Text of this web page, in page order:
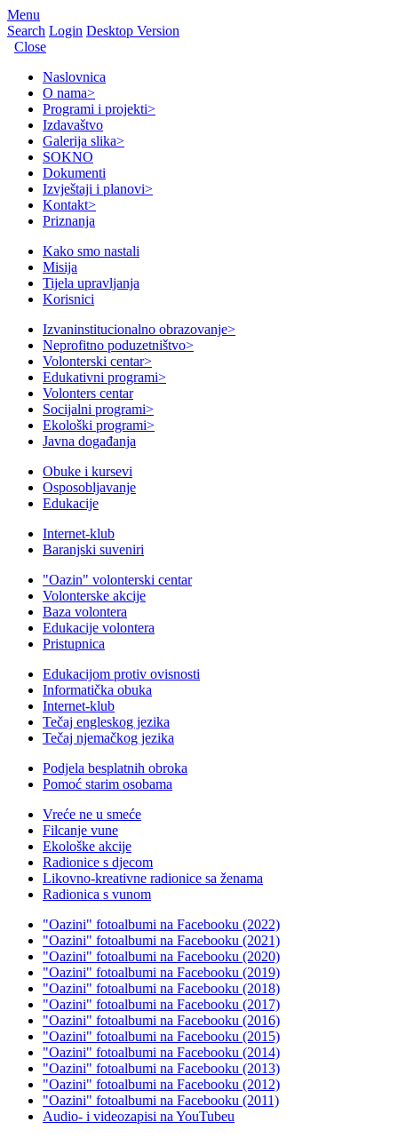
Menu
Search Login Desktop Version
Close
Naslovnica
O nama>
Programi i projekti>
Izdavaštvo
Galerija slika>
SOKNO
Dokumenti
Izvještaji i planovi>
Kontakt>
Priznanja
Kako smo nastali
Misija
Tijela upravljanja
Korisnici
Izvaninstitucionalno obrazovanje>
Neprofitno poduzetništvo>
Volonterski centar>
Edukativni programi>
Volonters centar
Socijalni programi>
Ekološki programi>
Javna događanja
Obuke i kursevi
Osposobljavanje
Edukacije
Internet-klub
Baranjski suveniri
"Oazin" volonterski centar
Volonterske akcije
Baza volontera
Edukacije volontera
Pristupnica
Edukacijom protiv ovisnosti
Informatička obuka
Internet-klub
Tečaj engleskog jezika
Tečaj njemačkog jezika
Podjela besplatnih obroka
Pomoć starim osobama
Vreće ne u smeće
Filcanje vune
Ekološke akcije
Radionice s djecom
Likovno-kreativne radionice sa ženama
Radionica s vunom
"Oazini" fotoalbumi na Facebooku (2022)
"Oazini" fotoalbumi na Facebooku (2021)
"Oazini" fotoalbumi na Facebooku (2020)
"Oazini" fotoalbumi na Facebooku (2019)
"Oazini" fotoalbumi na Facebooku (2018)
"Oazini" fotoalbumi na Facebooku (2017)
"Oazini" fotoalbumi na Facebooku (2016)
"Oazini" fotoalbumi na Facebooku (2015)
"Oazini" fotoalbumi na Facebooku (2014)
"Oazini" fotoalbumi na Facebooku (2013)
"Oazini" fotoalbumi na Facebooku (2012)
"Oazini" fotoalbumi na Facebooku (2011)
Audio- i videozapisi na YouTubeu